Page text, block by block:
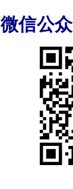
微信公